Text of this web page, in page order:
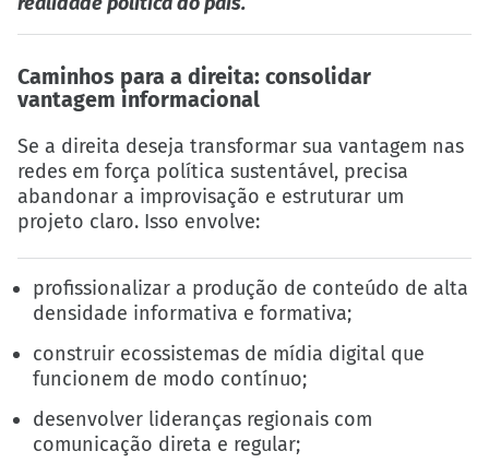
Caminhos para a direita: consolidar
vantagem informacional
Se a direita deseja transformar sua vantagem nas
redes em força política sustentável, precisa
abandonar a improvisação e estruturar um
projeto claro. Isso envolve:
profissionalizar a produção de conteúdo de alta
densidade informativa e formativa;
construir ecossistemas de mídia digital que
funcionem de modo contínuo;
desenvolver lideranças regionais com
comunicação direta e regular;